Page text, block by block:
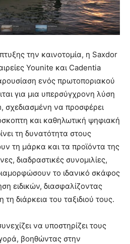
την καινοτομία, η Saxdor
Younite και Cadentia
ενός πρωτοποριακού
για μια υπερσύγχρονη λύση
σχεδιασμένη να προσφέρει
και καθηλωτική ψηφιακή
τη δυνατότητα στους
τη μάρκα και τα προϊόντα της
διαδραστικές συνομιλίες,
το ιδανικό σκάφος
ειδικών, διασφαλίζοντας
διάρκεια του ταξιδιού τους.
να υποστηρίζει τους
βοηθώντας στην